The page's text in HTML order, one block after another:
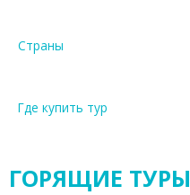
Страны
Где купить тур
ГОРЯЩИЕ ТУРЫ